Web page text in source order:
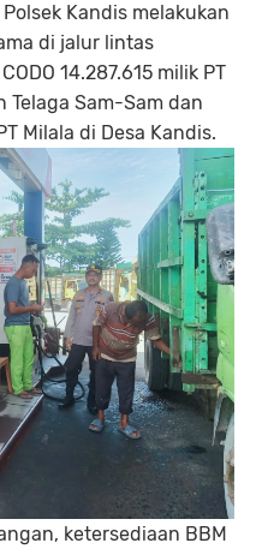
Kandis melakukan
di jalur lintas
14.287.615 milik PT
Telaga Sam-Sam dan
Milala di Desa Kandis.
ketersediaan BBM